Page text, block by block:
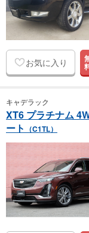
お気に入り
キャデラック
XT6 プラチナム
ート （C1TL）